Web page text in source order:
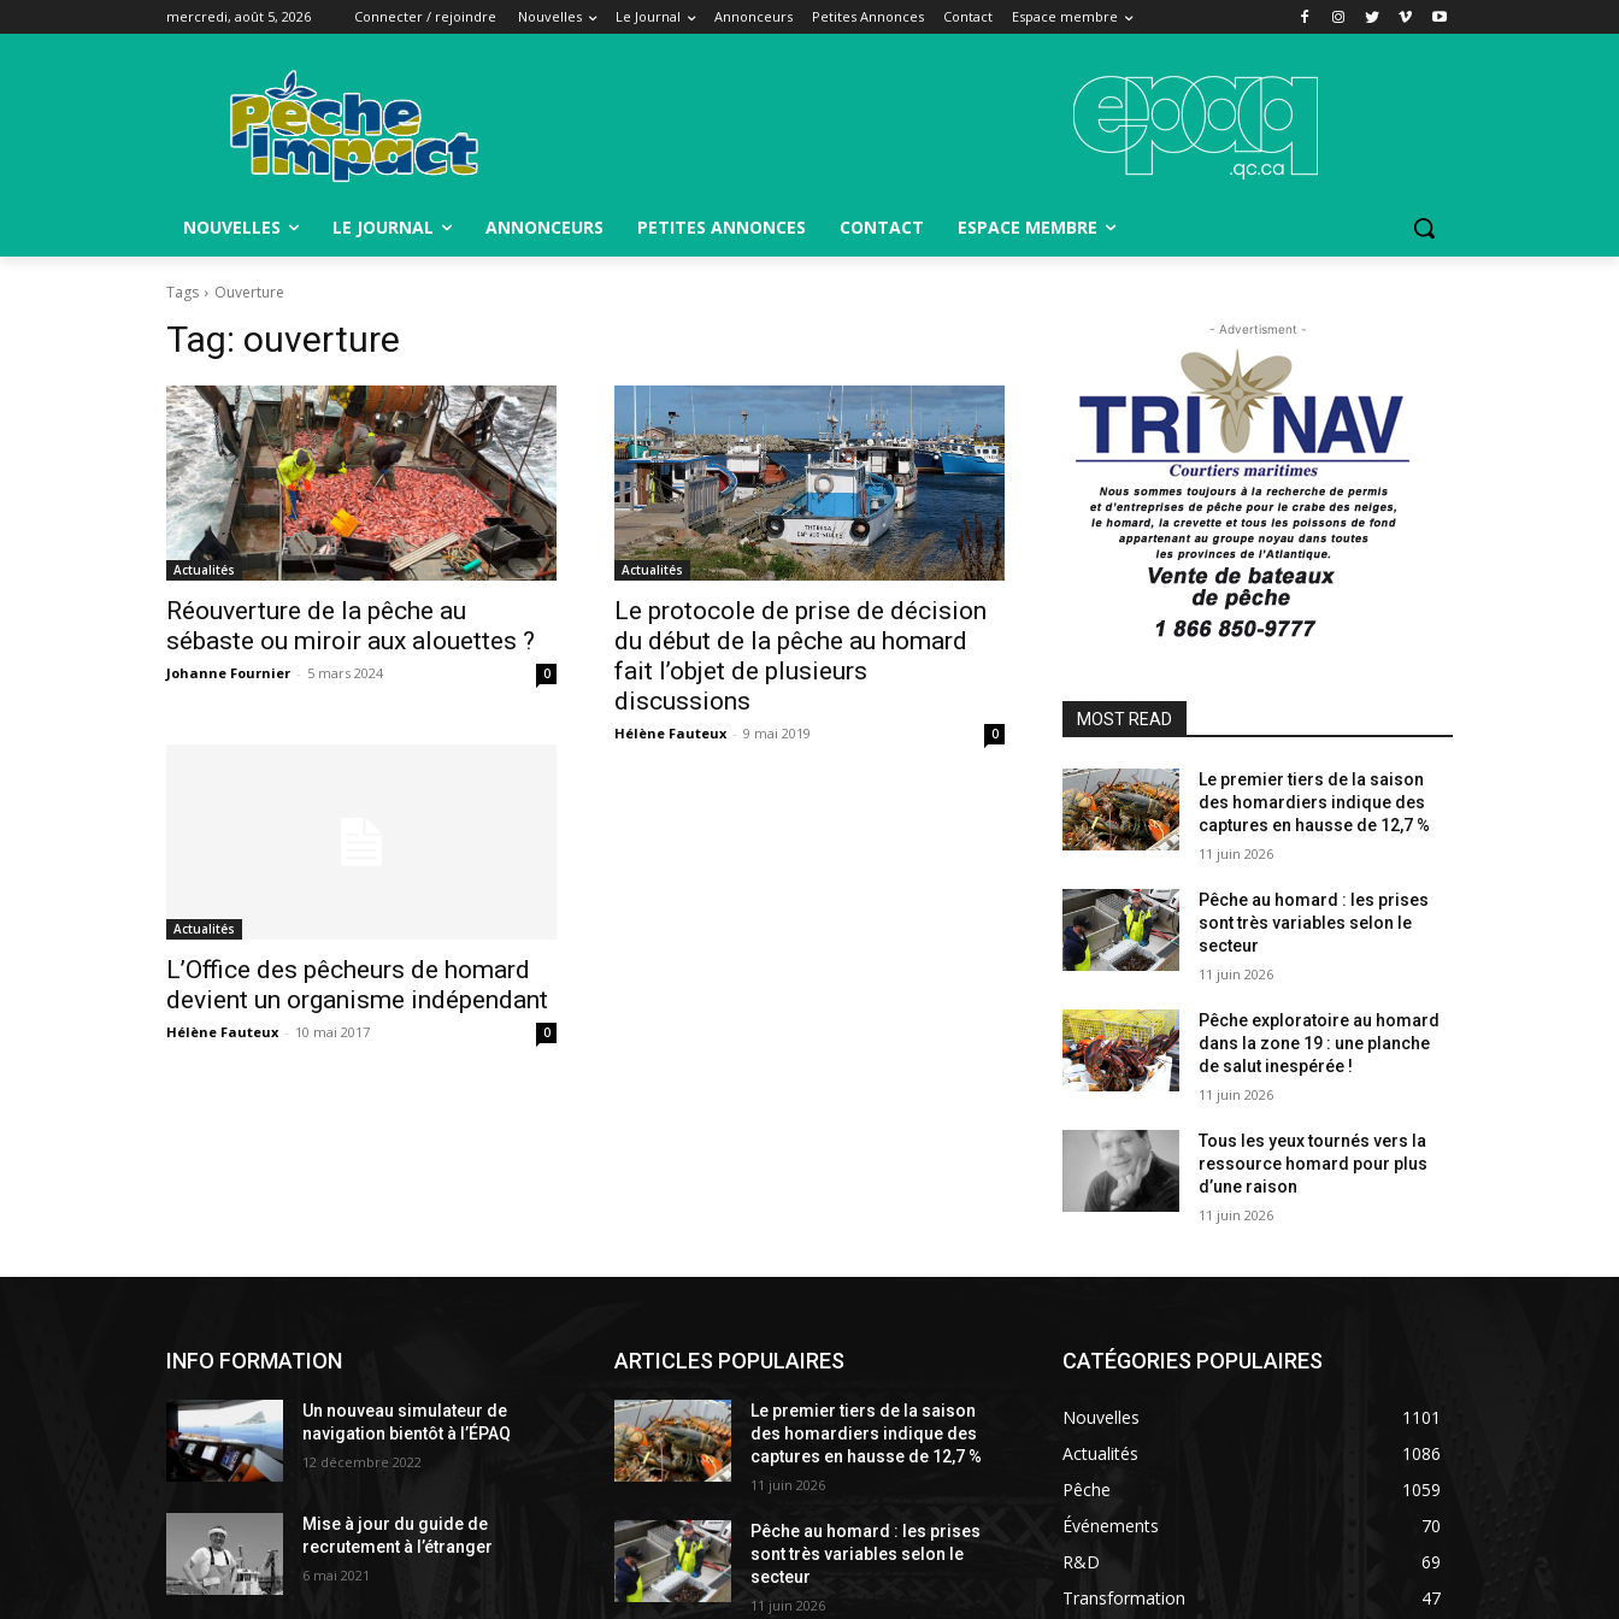
mercredi, août 5, 2026 Connecter / rejoindre Nouvelles Le Journal Annonceurs Petites Annonces Contact Espace membre
NOUVELLES LE JOURNAL ANNONCEURS PETITES ANNONCES CONTACT ESPACE MEMBRE
Tags Ouverture
Tag: ouverture
Actualités
Réouverture de la pêche au
sébaste ou miroir aux alouettes ?
Johanne Fournier - 5 mars 2024 0
Actualités
Le protocole de prise de décision
du début de la pêche au homard
fait l’objet de plusieurs
discussions
Hélène Fauteux - 9 mai 2019 0
Actualités
L’Office des pêcheurs de homard
devient un organisme indépendant
Hélène Fauteux - 10 mai 2017 0
- Advertisment -
MOST READ
Le premier tiers de la saison
des homardiers indique des
captures en hausse de 12,7 %
11 juin 2026
Pêche au homard : les prises
sont très variables selon le
secteur
11 juin 2026
Pêche exploratoire au homard
dans la zone 19 : une planche
de salut inespérée !
11 juin 2026
Tous les yeux tournés vers la
ressource homard pour plus
d’une raison
11 juin 2026
INFO FORMATION
Un nouveau simulateur de
navigation bientôt à l’ÉPAQ
12 décembre 2022
Mise à jour du guide de
recrutement à l’étranger
6 mai 2021
ARTICLES POPULAIRES
Le premier tiers de la saison
des homardiers indique des
captures en hausse de 12,7 %
11 juin 2026
Pêche au homard : les prises
sont très variables selon le
secteur
11 juin 2026
CATÉGORIES POPULAIRES
Nouvelles
1101
Actualités
1086
Pêche
1059
Événements
70
R&D
69
Transformation
47